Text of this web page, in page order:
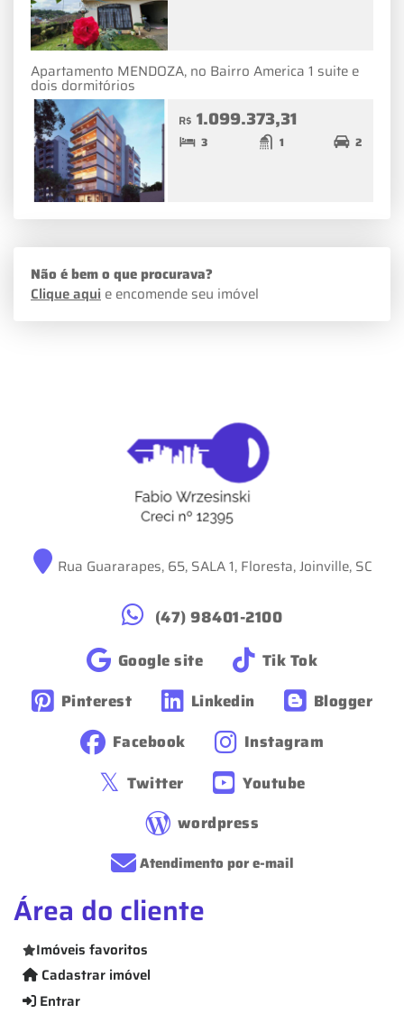
Apartamento MENDOZA, no Bairro America 1 suite e
dois dormitórios
R$ 1.099.373,31
3 1 2
Não é bem o que procurava?
Clique aqui e encomende seu imóvel
Rua Guararapes, 65, SALA 1, Floresta, Joinville, SC
(47) 98401-2100
Google site
Tik Tok
Pinterest
Linkedin
Blogger
Facebook
Instagram
Twitter
Youtube
wordpress
Atendimento por e-mail
Área do cliente
Imóveis favoritos
Cadastrar imóvel
Entrar